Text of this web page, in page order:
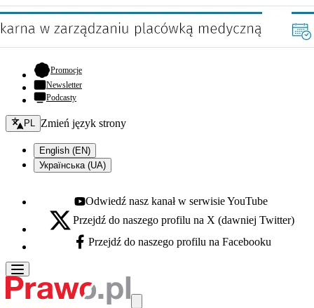
Promocje- otwiera się w nowej karcie
Newsletter
Podcasty
Zmień język - bieżący:
PL Zmień język strony
English (EN)
Українська (UA)
Youtube - otwiera się w nowej karcie
Odwiedź nasz kanał w serwisie YouTube
X - otwiera się w nowej karcie
Przejdź do naszego profilu na X (dawniej Twitter)
Facebook - otwiera się w nowej karcie
Przejdź do naszego profilu na Facebooku